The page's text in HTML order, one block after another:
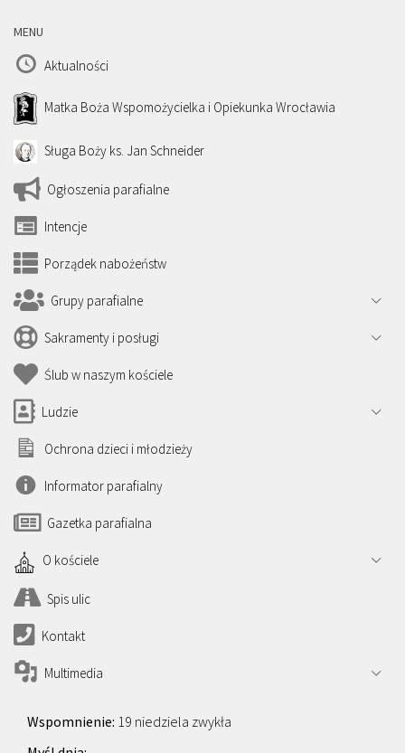
MENU
Aktualności
Matka Boża Wspomożycielka i Opiekunka Wrocławia
Sługa Boży ks. Jan Schneider
Ogłoszenia parafialne
Intencje
Porządek nabożeństw
Grupy parafialne
Sakramenty i posługi
Ślub w naszym kościele
Ludzie
Ochrona dzieci i młodzieży
Informator parafialny
Gazetka parafialna
O kościele
Spis ulic
Kontakt
Multimedia
19 niedziela zwykła